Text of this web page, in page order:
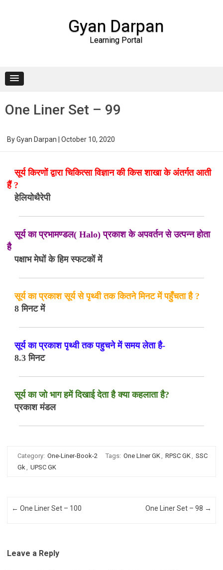
Gyan Darpan
Learning Portal
One Liner Set – 99
ByGyan Darpan October 10, 2020
सूर्य किरणों द्वारा चिकित्सा विज्ञान की किस शाखा के अंतर्गत आती
हैं ?
हेलियोथैरेपी
सूर्य का प्रभामण्डल( Halo) प्रकाश के अपवर्तन से उत्पन्न होता
है
पक्षाभ मेघों के हिम स्फटकों में
सूर्य का प्रकाश सूर्य से पृथ्वी तक कितने मिनट में पहुँचता है ?
8 मिनट में
सूर्य का प्रकाश पृथ्वी तक पहुचने में समय लेता है-
8.3 मिनट
सूर्य का जो भाग हमें दिखाई देता है क्या कहलाता है?
प्रकाश मंडल
Category: One-Liner-Book-2 Tags: One LIner GK, RPSC GK, SSC
Gk, UPSC GK
Post navigation
← One Liner Set – 100 One Liner Set – 98 →
Leave a Reply